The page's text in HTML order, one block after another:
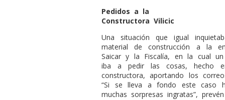
Pedidos a la
Constructora Vilicic
Una situación que igual
material de construcción a la
Saicar y la Fiscalía, en la cual
iba a pedir las cosas, hecho
constructora, aportando los
“Si se lleva a fondo este caso
muchas sorpresas ingratas”,